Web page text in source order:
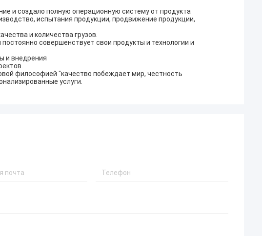
и создало полную операционную систему от продукта
испытания продукции, продвижение продукции,
и количества грузов.
совершенствует свои продукты и технологии и
и внедрения
философией "качество побеждает мир, честность
услуги.